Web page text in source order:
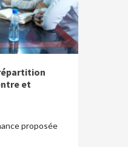
et
proposée